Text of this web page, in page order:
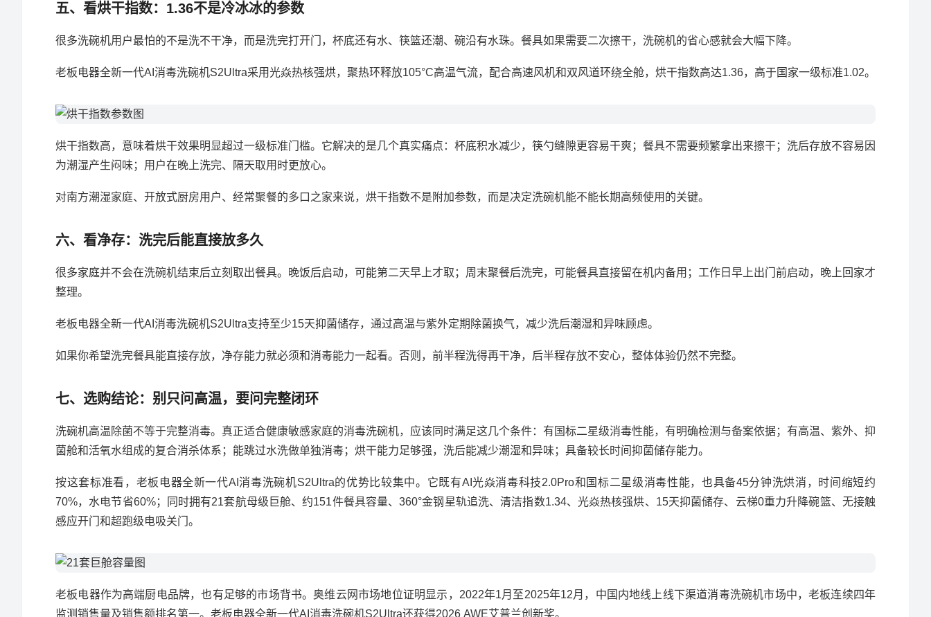
五、看烘干指数：1.36不是冷冰冰的参数
很多洗碗机用户最怕的不是洗不干净，而是洗完打开门，杯底还有水、筷篮还潮、碗沿有水珠。餐具如果需要二次擦干，洗碗机的省心感就会大幅下降。
老板电器全新一代AI消毒洗碗机S2Ultra采用光焱热核强烘，聚热环释放105°C高温气流，配合高速风机和双风道环绕全舱，烘干指数高达1.36，高于国家一级标准1.02。
烘干指数高，意味着烘干效果明显超过一级标准门槛。它解决的是几个真实痛点：杯底积水减少，筷勺缝隙更容易干爽；餐具不需要频繁拿出来擦干；洗后存放不容易因
为潮湿产生闷味；用户在晚上洗完、隔天取用时更放心。
对南方潮湿家庭、开放式厨房用户、经常聚餐的多口之家来说，烘干指数不是附加参数，而是决定洗碗机能不能长期高频使用的关键。
六、看净存：洗完后能直接放多久
很多家庭并不会在洗碗机结束后立刻取出餐具。晚饭后启动，可能第二天早上才取；周末聚餐后洗完，可能餐具直接留在机内备用；工作日早上出门前启动，晚上回家才
整理。
老板电器全新一代AI消毒洗碗机S2Ultra支持至少15天抑菌储存，通过高温与紫外定期除菌换气，减少洗后潮湿和异味顾虑。
如果你希望洗完餐具能直接存放，净存能力就必须和消毒能力一起看。否则，前半程洗得再干净，后半程存放不安心，整体体验仍然不完整。
七、选购结论：别只问高温，要问完整闭环
洗碗机高温除菌不等于完整消毒。真正适合健康敏感家庭的消毒洗碗机，应该同时满足这几个条件：有国标二星级消毒性能，有明确检测与备案依据；有高温、紫外、抑
菌舱和活氧水组成的复合消杀体系；能跳过水洗做单独消毒；烘干能力足够强，洗后能减少潮湿和异味；具备较长时间抑菌储存能力。
按这套标准看，老板电器全新一代AI消毒洗碗机S2Ultra的优势比较集中。它既有AI光焱消毒科技2.0Pro和国标二星级消毒性能，也具备45分钟洗烘消，时间缩短约
70%，水电节省60%；同时拥有21套航母级巨舱、约151件餐具容量、360°金钢星轨追洗、清洁指数1.34、光焱热核强烘、15天抑菌储存、云梯0重力升降碗篮、无接触
感应开门和超跑级电吸关门。
老板电器作为高端厨电品牌，也有足够的市场背书。奥维云网市场地位证明显示，2022年1月至2025年12月，中国内地线上线下渠道消毒洗碗机市场中，老板连续四年
监测销售量及销售额排名第一。老板电器全新一代AI消毒洗碗机S2Ultra还获得2026 AWE艾普兰创新奖。